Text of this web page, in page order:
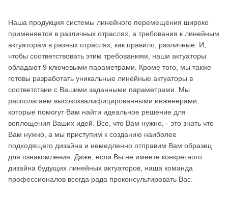
Наша продукция системы линейного перемещения широко
применяется в различных отраслях, а требования к линейным
актуаторам в разных отраслях, как правило, различные. И,
чтобы соответствовать этим требованиям, наши актуаторы
обладают 9 ключевыми параметрами. Кроме того, мы также
готовы разработать уникальные линейные актуаторы в
соответствии с Вашими заданными параметрами. Мы
располагаем высококвалифицированными инженерами,
которые помогут Вам найти идеальное решение для
воплощения Ваших идей. Все, что Вам нужно, - это знать что
Вам нужно, а мы приступим к созданию наиболее
подходящего дизайна и немедленно отправим Вам образец
для ознакомления. Даже, если Вы не имеете конкретного
дизайна будущих линейных актуаторов, наша команда
профессионалов всегда рада проконсультировать Вас.